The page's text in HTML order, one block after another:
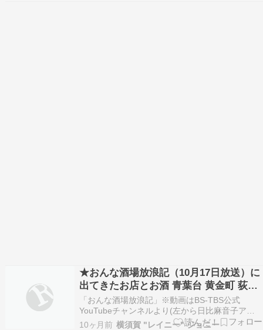
★おんな酒場放浪記（10月17日放送）に
出てきたお店とお酒 青葉台 黄金町 荻窪
恵比寿
「おんな酒場放浪記」※動画はBS-TBS公式
YouTubeチャンネルより(左から日比麻音子アナ
ウンサー・倉本康子さん・寺澤ひろみさん） @青
10ヶ月前 横須賀 "レイニー" ジョニー